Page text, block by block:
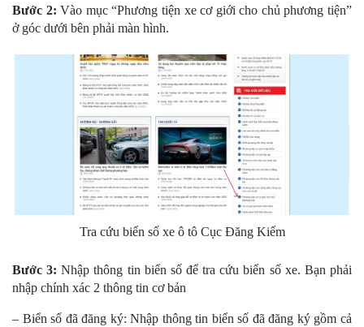
Bước 2: Vào mục “Phương tiện xe cơ giới cho chủ phương tiện”
ở góc dưới bên phải màn hình.
Tra cứu biển số xe ô tô Cục Đăng Kiểm
Bước 3: Nhập thông tin biển số để tra cứu biển số xe. Bạn phải
nhập chính xác 2 thông tin cơ bản
– Biển số đã đăng ký: Nhập thông tin biển số đã đăng ký gồm cả